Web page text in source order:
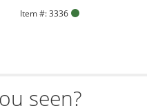
Item #: 3336
seen?